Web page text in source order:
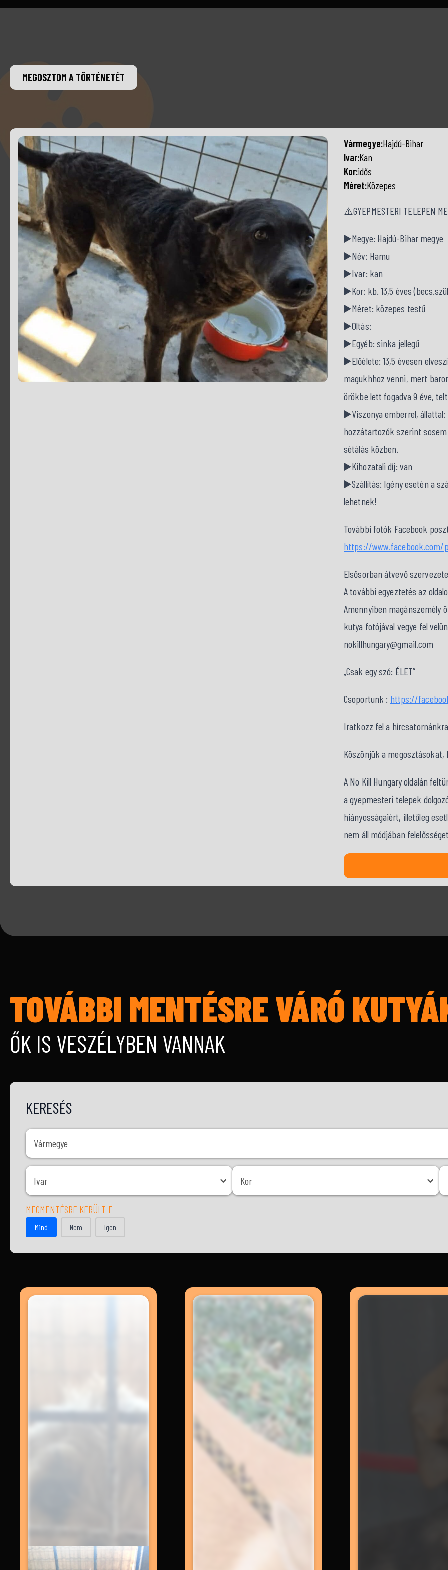
MEGOSZTOM A TÖRTÉNETÉT
Vármegye:Hajdú-Bihar
Ivar:Kan
Kor:idős
Méret:Közepes
⚠️GYEPMESTERI TELEPEN
▶️Megye: Hajdú-Bihar megye
▶️Név: Hamu
▶️Ivar: kan
▶️Kor: kb. 13,5 éves
▶️Méret: közepes testű
▶️Oltás:
▶️Egyéb: sinka jellegű
▶️Előélete: 13,5 évesen
magukhhoz venni, mert
örökbe lett fogadva 9 éve,
▶️Viszonya emberrel, állattal:
hozzátartozók szerint
sétálás közben.
▶️Kihozatali díj: van
▶️Szállítás: Igény esetén a
lehetnek!
További fotók Facebook
https://www.facebook.com/
Elsősorban átvevő
A további egyeztetés az
Amennyiben magánszemély
kutya fotójával vegye fel
nokillhungary@gmail.com
„Csak egy szó: ÉLET”
Csoportunk : https://
Iratkozz fel a
Köszönjük a
A No Kill Hungary oldalán
a gyepmesteri telepek
hiányosságaiért, illetőleg
nem áll módjában
TOVÁBBI MENTÉSRE VÁRÓ
ŐK IS VESZÉLYBEN VANNAK
KERESÉS
Vármegye
Vármegye
Ivar
Ivar
Kor
Kor
MEGMENTÉSRE KERÜLT-E
MEGMENTÉSRE KERÜLT-E
Mind Nem Igen